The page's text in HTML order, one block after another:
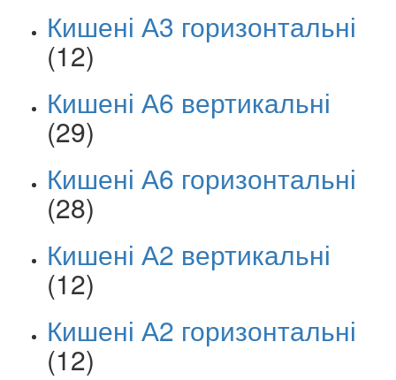
Кишені А3 горизонтальні
(12)
Кишені А6 вертикальні
(29)
Кишені А6 горизонтальні
(28)
Кишені А2 вертикальні
(12)
Кишені А2 горизонтальні
(12)